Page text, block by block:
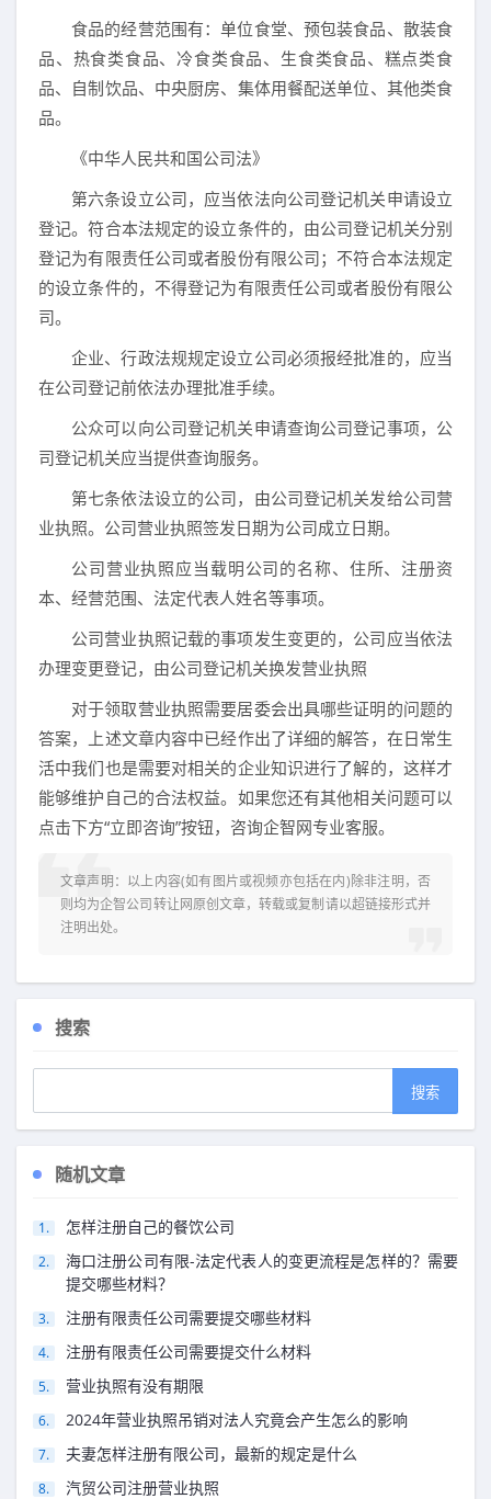
食品的经营范围有：单位食堂、预包装食品、散装食
品、热食类食品、冷食类食品、生食类食品、糕点类食
品、自制饮品、中央厨房、集体用餐配送单位、其他类食
品。
《中华人民共和国公司法》
第六条设立公司，应当依法向公司登记机关申请设立
登记。符合本法规定的设立条件的，由公司登记机关分别
登记为有限责任公司或者股份有限公司；不符合本法规定
的设立条件的，不得登记为有限责任公司或者股份有限公
司。
企业、行政法规规定设立公司必须报经批准的，应当
在公司登记前依法办理批准手续。
公众可以向公司登记机关申请查询公司登记事项，公
司登记机关应当提供查询服务。
第七条依法设立的公司，由公司登记机关发给公司营
业执照。公司营业执照签发日期为公司成立日期。
公司营业执照应当载明公司的名称、住所、注册资
本、经营范围、法定代表人姓名等事项。
公司营业执照记载的事项发生变更的，公司应当依法
办理变更登记，由公司登记机关换发营业执照
对于领取营业执照需要居委会出具哪些证明的问题的
答案，上述文章内容中已经作出了详细的解答，在日常生
活中我们也是需要对相关的企业知识进行了解的，这样才
能够维护自己的合法权益。如果您还有其他相关问题可以
点击下方“立即咨询”按钮，咨询企智网专业客服。
文章声明：以上内容(如有图片或视频亦包括在内)除非注明，否
则均为企智公司转让网原创文章，转载或复制请以超链接形式并
注明出处。
搜索
随机文章
怎样注册自己的餐饮公司
海口注册公司有限-法定代表人的变更流程是怎样的？需要
提交哪些材料？
注册有限责任公司需要提交哪些材料
注册有限责任公司需要提交什么材料
营业执照有没有期限
2024年营业执照吊销对法人究竟会产生怎么的影响
夫妻怎样注册有限公司，最新的规定是什么
汽贸公司注册营业执照